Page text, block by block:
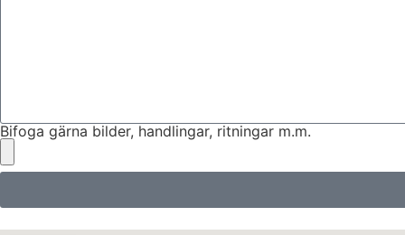
Bifoga gärna bilder, handlingar, ritningar m.m.